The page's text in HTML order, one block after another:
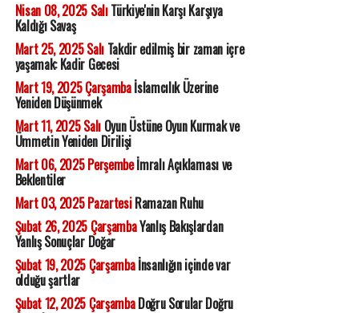
Nisan 08, 2025 SalıTürkiye'nin Karşı Karşıya
Kaldığı Savaş
Mart 25, 2025 SalıTakdir edilmiş bir zaman içre
yaşamak: Kadir Gecesi
Mart 19, 2025 Çarşambaİslamcılık Üzerine
Yeniden Düşünmek
Mart 11, 2025 SalıOyun Üstüne Oyun Kurmak ve
Ümmetin Yeniden Dirilişi
Mart 06, 2025 Perşembeİmralı Açıklaması ve
Beklentiler
Mart 03, 2025 PazartesiRamazan Ruhu
Şubat 26, 2025 ÇarşambaYanlış Bakışlardan
Yanlış Sonuçlar Doğar
Şubat 19, 2025 Çarşambaİnsanlığın içinde var
olduğu şartlar
Şubat 12, 2025 ÇarşambaDoğru Sorular Doğru